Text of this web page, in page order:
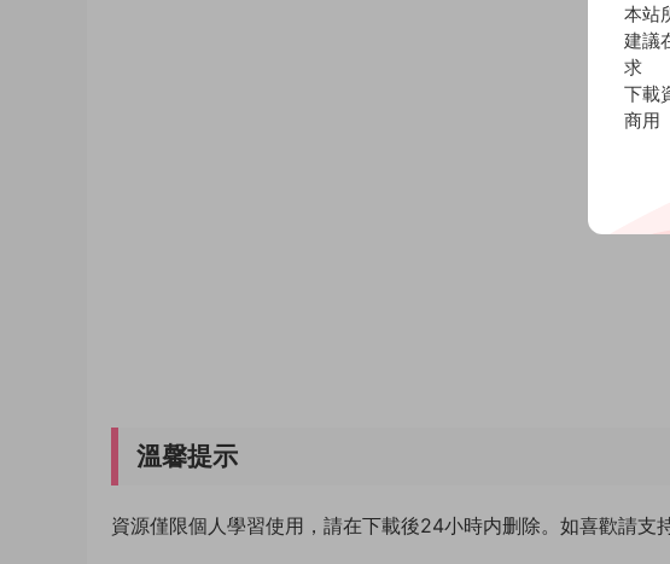
溫馨提示
資源僅限個人學習使用，請在下載後24小時内删除。如喜歡請支
本站
建議
求
下載
商用